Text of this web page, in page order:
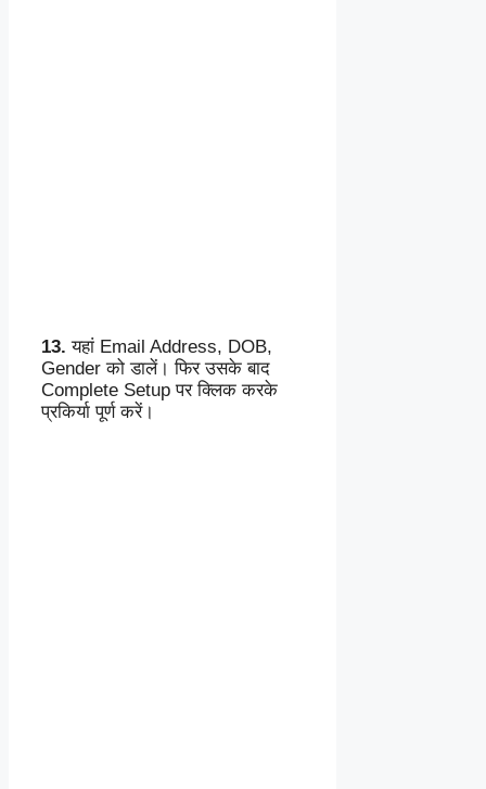
13. यहां Email Address, DOB,
Gender को डालें। फिर उसके बाद
Complete Setup पर क्लिक करके
प्रकिर्या पूर्ण करें।